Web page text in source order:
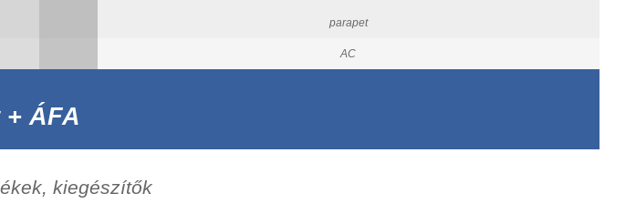
parapet
AC
+ ÁFA
kiegészítők